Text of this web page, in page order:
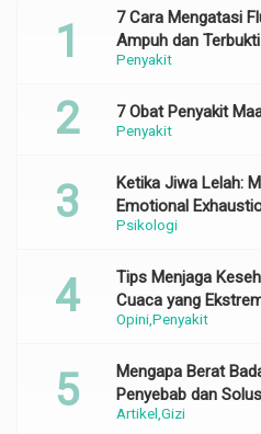
Penyakit
7 Cara Mengatasi
Ampuh dan
Penyakit
7 Obat Penyakit
Psikologi
Ketika Jiwa Lelah:
Emotional
OpiniPenyakit
Tips Menjaga
Cuaca yang
Artikel Gizi
Mengapa Berat
Penyebab dan